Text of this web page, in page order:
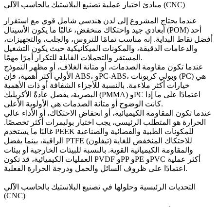
مبادئ اختيار عملية تصنيع البلاستيك بالحاسب الآلي (CNC)
عندما يحتاج المشروع إلى لدن هندسي شامل قوي مع استقرار
أبعادي جيد واحتكاك منخفض، غالبًا ما يكون الأسيتال (POM)
أفضل نقاط البداية. إنه مناسب تمامًا للتروس، والجلب، والتجهيزات،
والدعامات الدقيقة، والمكونات الميكانيكية حيث يكون التشغيل
المستقر والتحملات القابلة للتكرار أمرًا مهمًا.
عندما تكون مقاومة الصدمات، أو متانة الغلاف، أو مظهر النموذج
ABS ، وPC-ABS ، و بولي كربونات (PC)
خيارات أكثر ملاءمة. بالنسبة للأجزاء الشفافة أو ذات الأهمية
البصرية، يفضل عادةً الأكريليك (PMMA) وPC اعتمادًا على ما إذا
كانت الوضوح أو متانة الصدمات هي الأولوية الأعلى.
عندما تكون المقاومة الكيميائية، أو انخفاض الاحتكاك، أو الأداء عالي
الحرارة هو المتطلب الرئيسي، يجب اختيار بوليمرات أكثر تخصصًا.
PEEK
PTFE (تيفلون)
والمقاومة الكيميائية القوية. بالنسبة للبيئات الخارجية أو بيئات
العمليات الكيميائية، قد تكون PVDF وPP وPE وPVC أكثر عملية
اعتمادًا على ظروف السائل والحمل ودرجة الحرارة الفعلية.
التحديات الرئيسية وحلولها في تصنيع البلاستيك بالحاسب الآلي
(CNC)